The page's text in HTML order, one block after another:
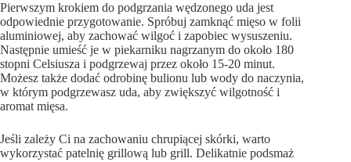
Pierwszym krokiem do podgrzania wędzonego uda jest
odpowiednie przygotowanie. Spróbuj zamknąć mięso w folii
aluminiowej, aby zachować wilgoć i zapobiec wysuszeniu.
Następnie umieść je w piekarniku nagrzanym do około 180
stopni Celsiusza i podgrzewaj przez około 15-20 minut.
Możesz także dodać odrobinę bulionu lub wody do naczynia,
w którym podgrzewasz uda, aby zwiększyć wilgotność i
aromat mięsa.
Jeśli zależy Ci na zachowaniu chrupiącej skórki, warto
wykorzystać patelnię grillową lub grill. Delikatnie podsmaż